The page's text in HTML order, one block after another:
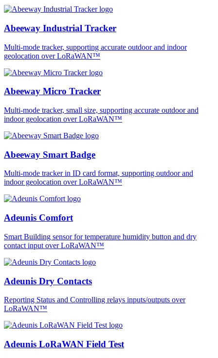
Abeeway Industrial Tracker
Multi-mode tracker, supporting accurate outdoor and indoor
geolocation over LoRaWAN™
Abeeway Micro Tracker
Multi-mode tracker, small size, supporting accurate outdoor and
indoor geolocation over LoRaWAN™
Abeeway Smart Badge
Multi-mode tracker in ID card format, supporting outdoor and
indoor geolocation over LoRaWAN™
Adeunis Comfort
Smart Building sensor for temperature humidity button and dry
contact input over LoRaWAN™
Adeunis Dry Contacts
Reporting Status and Controlling relays inputs/outputs over
LoRaWAN™
Adeunis LoRaWAN Field Test